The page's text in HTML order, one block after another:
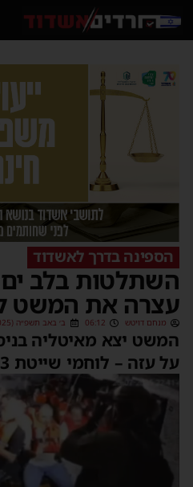
הספינה בדרך לאשדוד
עצרה את המשט
מנחם דויטש 06:12 ב׳ באב תשפ״ה (27/07/2025)
המשט יצא מאיטליה
על עזה – לוחמי שייטת 13 עצרו אותו בלב ים